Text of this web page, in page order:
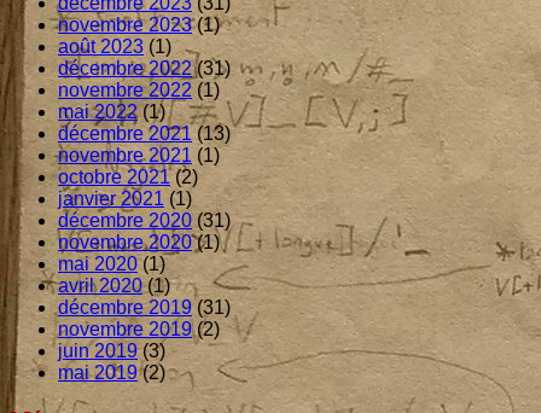
novembre 2023(1)
août 2023 (1)
décembre 2022(31)
novembre 2022 (1)
mai 2022 (1)
décembre 2021 (13)
novembre 2021 (1)
octobre 2021(2)
janvier 2021 (1)
décembre 2020 (31)
novembre 2020(1)
mai 2020(1)
avril 2020(1)
décembre 2019(31)
novembre 2019 (2)
juin 2019(3)
mai 2019(2)